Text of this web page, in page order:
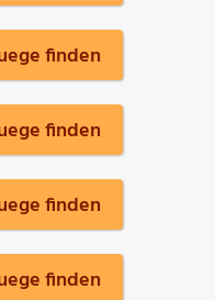
finden
finden
finden
finden